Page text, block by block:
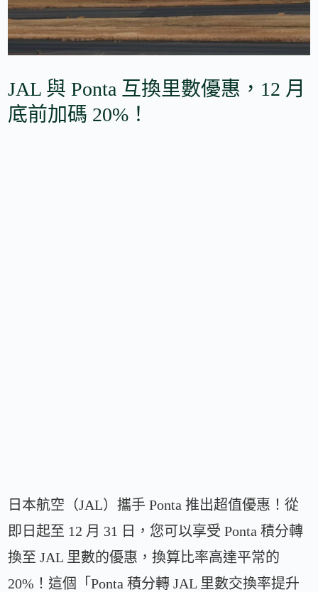
JAL 與 Ponta 互換里數優惠，12 月
底前加碼 20%！
日本航空（JAL）攜手 Ponta 推出超值優惠！從
即日起至 12 月 31 日，您可以享受 Ponta 積分轉
換至 JAL 里數的優惠，換算比率高達平常的
20%！這個「Ponta 積分轉 JAL 里數交換率提升